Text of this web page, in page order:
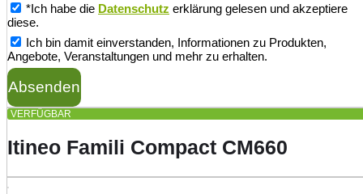
*Ich habe die Datenschutz erklärung gelesen und akzeptiere
diese.
Ich bin damit einverstanden, Informationen zu Produkten,
Angebote, Veranstaltungen und mehr zu erhalten.
Absenden
VERFÜGBAR
Itineo Famili Compact CM660